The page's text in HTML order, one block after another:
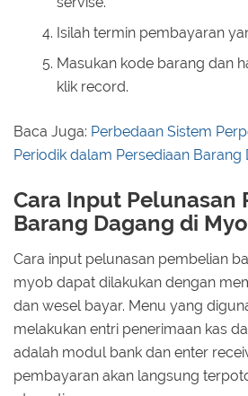
Isilah termin pembayaran
Masukan kode barang dan
klik record.
Baca Juga: Perbedaan Sistem
Periodik dalam Persediaan Barang
Cara Input Pelunasan
Barang Dagang di
Cara input pelunasan pembelian
myob dapat dilakukan dengan
dan wesel bayar. Menu yang
melakukan entri penerimaan kas
adalah modul bank dan enter
pembayaran akan langsung